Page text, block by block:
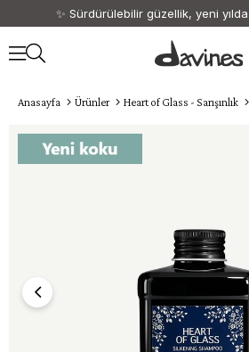
✨ Sürdürülebilir güzellik, yeni
Anasayfa Ürünler Heart of Glass - Sarışınlık